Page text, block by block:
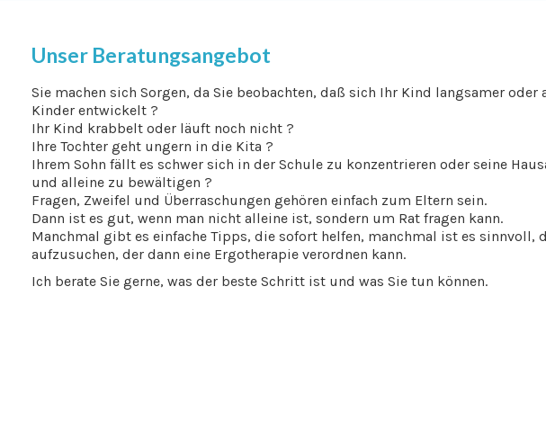
Unser Beratungsangebot
Sie machen sich Sorgen, da Sie beobachten, daß sich Ihr Kind langsamer oder
Kinder entwickelt ?
Ihr Kind krabbelt oder läuft noch nicht ?
Ihre Tochter geht ungern in die Kita ?
Ihrem Sohn fällt es schwer sich in der Schule zu konzentrieren oder seine
und alleine zu bewältigen ?
Fragen, Zweifel und Überraschungen gehören einfach zum Eltern sein.
Dann ist es gut, wenn man nicht alleine ist, sondern um Rat fragen kann.
Manchmal gibt es einfache Tipps, die sofort helfen, manchmal ist es sinnvoll,
aufzusuchen, der dann eine Ergotherapie verordnen kann.
Ich berate Sie gerne, was der beste Schritt ist und was Sie tun können.